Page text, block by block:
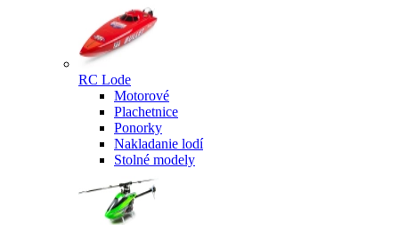
RC Lode
Motorové
Plachetnice
Ponorky
Nakladanie lodí
Stolné modely